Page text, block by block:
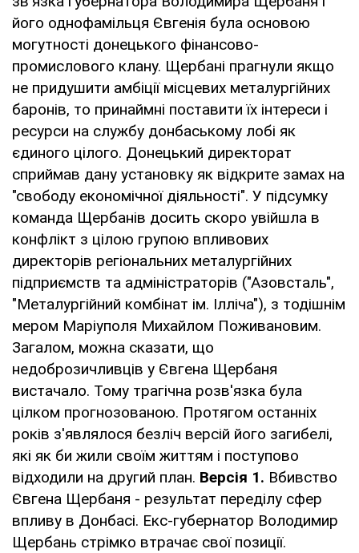
його однофамільця Євгенія була основою
могутності донецького фінансово-
промислового клану. Щербані прагнули якщо
не придушити амбіції місцевих металургійних
баронів, то принаймні поставити їх інтереси і
ресурси на службу донбаському лобі як
єдиного цілого. Донецький директорат
сприймав дану установку як відкрите замах на
"свободу економічної діяльності". У підсумку
команда Щербанів досить скоро увійшла в
конфлікт з цілою групою впливових
директорів регіональних металургійних
підприємств та адміністраторів ("Азовсталь",
"Металургійний комбінат ім. Ілліча"), з тодішнім
мером Маріуполя Михайлом Поживановим.
Загалом, можна сказати, що
недоброзичливців у Євгена Щербаня
вистачало. Тому трагічна розв'язка була
цілком прогнозованою. Протягом останніх
років з'являлося безліч версій його загибелі,
які як би жили своїм життям і поступово
відходили на другий план. Версія 1. Вбивство
Євгена Щербаня - результат переділу сфер
впливу в Донбасі. Екс-губернатор Володимир
Щербань стрімко втрачає свої позиції.